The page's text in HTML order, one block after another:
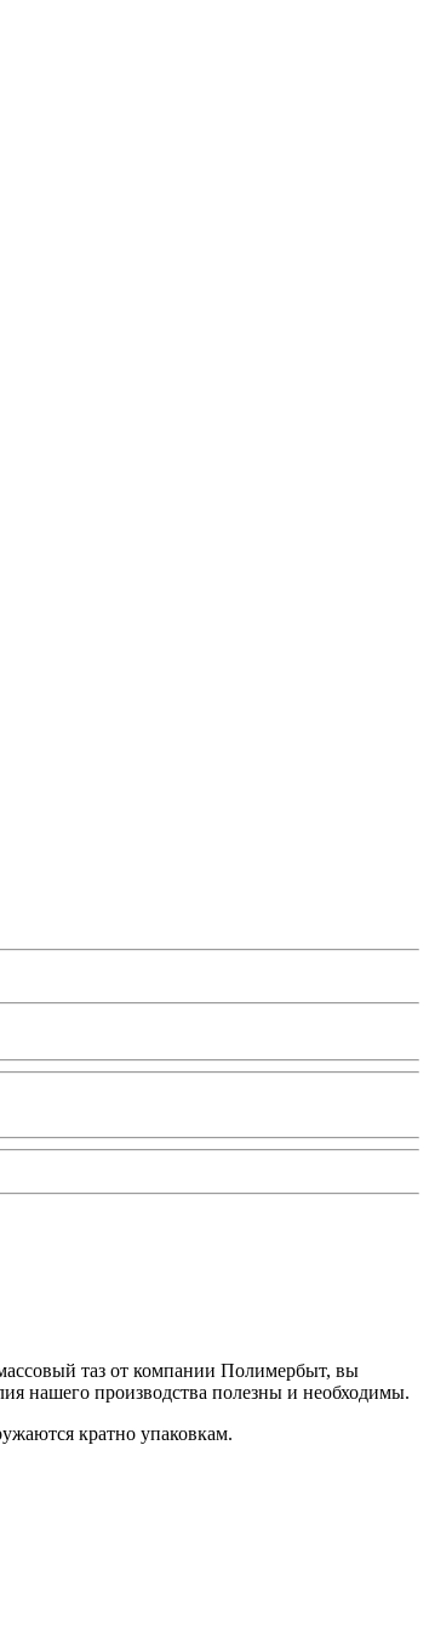
таз от компании Полимербыт, вы
нашего производства полезны и необходимы.
кратно упаковкам.